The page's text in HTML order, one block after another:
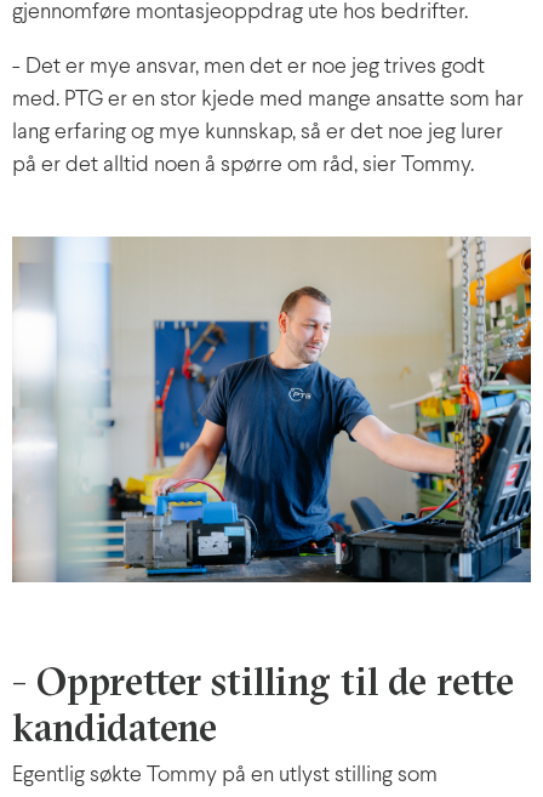
gjennomføre montasjeoppdrag ute hos bedrifter.
- Det er mye ansvar, men det er noe jeg trives godt
med. PTG er en stor kjede med mange ansatte som har
lang erfaring og mye kunnskap, så er det noe jeg lurer
på er det alltid noen å spørre om råd, sier Tommy.
- Oppretter stilling til de rette
kandidatene
Egentlig søkte Tommy på en utlyst stilling som